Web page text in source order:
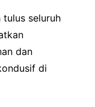
tulus seluruh
dan
di